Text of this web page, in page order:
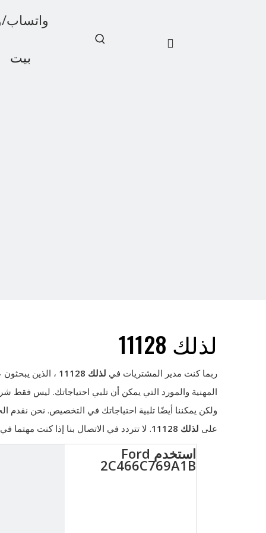
واتساب/ويشات:
بيت
لذلك 11128
ربما كنت مدير المشتريات في لذلك 11128 ، الذين
المهنية والمورد التي يمكن أن تلبي احتياجاتك. ليس فقط
ولكن يمكننا أيضًا تلبية احتياجاتك في التخصيص. نحن
على لذلك 11128 . لا تتردد في الاتصال بنا إذا كنت مهتما في
استخدم Ford
2C466C769A1B